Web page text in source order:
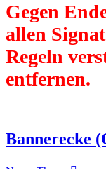
Gegen
allen
Regeln
entfernen.
Bannerecke